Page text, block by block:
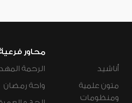
أناشيد
متون علمية
ومنظومات
محاور
الرحمة
واحة رمضان